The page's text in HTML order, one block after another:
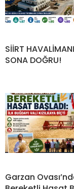
SİİRT
SONA DOĞRU!
Garzan